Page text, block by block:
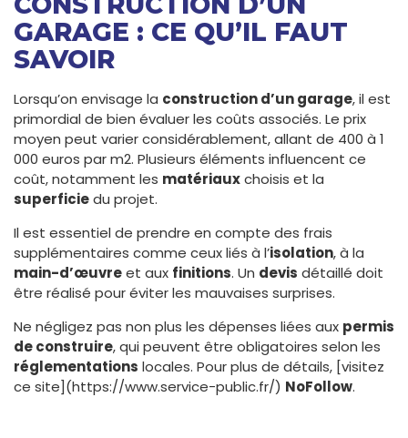
GARAGE : CE QU’IL FAUT
SAVOIR
Lorsqu’on envisage la construction d’un garage, il est
primordial de bien évaluer les coûts associés. Le prix
moyen peut varier considérablement, allant de 400 à 1
000 euros par m2. Plusieurs éléments influencent ce
coût, notamment les matériauxchoisis et la
superficiedu projet.
Il est essentiel de prendre en compte des frais
supplémentaires comme ceux liés à l’isolation, à la
main-d’œuvreet aux finitions. Un devis détaillé doit
être réalisé pour éviter les mauvaises surprises.
Ne négligez pas non plus les dépenses liées aux permis
de construire, qui peuvent être obligatoires selon les
réglementations locales. Pour plus de détails, [visitez
ce site](https://www.service-public.fr/) NoFollow.